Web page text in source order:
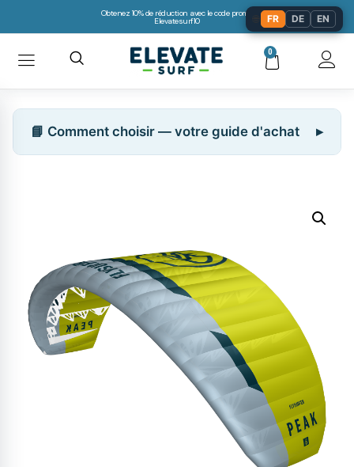
Obtenez 10% de réduction avec le code promo:
Elevatesurf10
0
📘 Comment choisir — votre guide d'achat
FR DE EN